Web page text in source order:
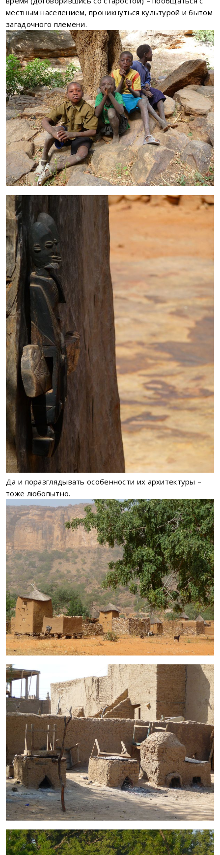
местным населением, проникнуться культурой и бытом
загадочного племени.
Да и поразглядывать особенности их архитектуры –
тоже любопытно.